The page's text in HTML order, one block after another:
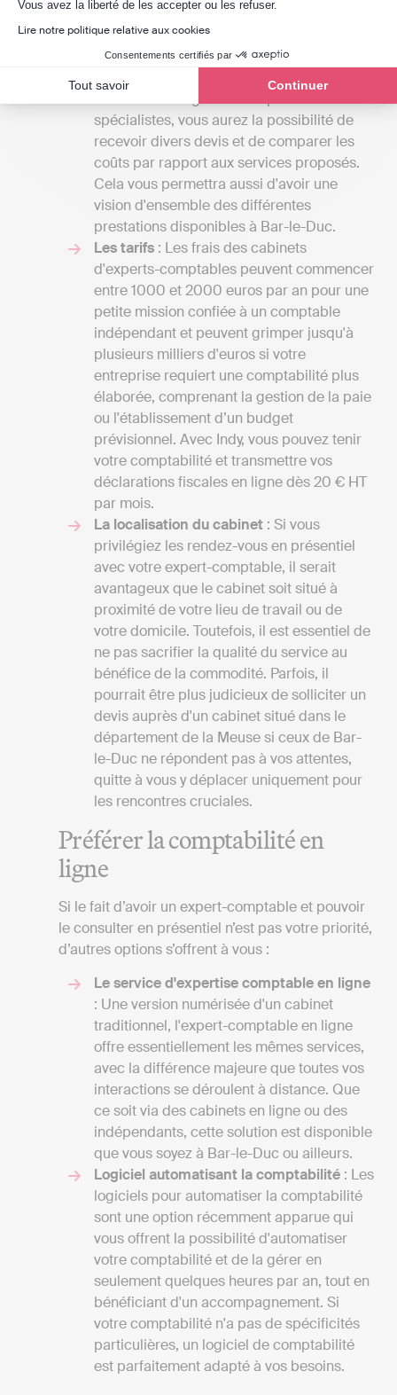
Vous avez la liberté de les accepter ou les refuser.
Lire notre politique relative aux cookies
Consentements certifiés par
Tout savoir Continuer
établirez avec eux. L'étendue des services
qu'un cabinet d’expert-comptable peut
proposer est vaste, et le prix sera fonction
du nombre de tâches qu'il assurera pour
vous. En échangeant avec plusieurs
spécialistes, vous aurez la possibilité de
recevoir divers devis et de comparer les
coûts par rapport aux services proposés.
Cela vous permettra aussi d'avoir une
vision d'ensemble des différentes
prestations disponibles à Bar-le-Duc.
Les tarifs : Les frais des cabinets
d'experts-comptables peuvent commencer
entre 1000 et 2000 euros par an pour une
petite mission confiée à un comptable
indépendant et peuvent grimper jusqu'à
plusieurs milliers d'euros si votre
entreprise requiert une comptabilité plus
élaborée, comprenant la gestion de la paie
ou l'établissement d’un budget
prévisionnel. Avec Indy, vous pouvez tenir
votre comptabilité et transmettre vos
déclarations fiscales en ligne dès 20 € HT
par mois.
La localisation du cabinet : Si vous
privilégiez les rendez-vous en présentiel
avec votre expert-comptable, il serait
avantageux que le cabinet soit situé à
proximité de votre lieu de travail ou de
votre domicile. Toutefois, il est essentiel de
ne pas sacrifier la qualité du service au
bénéfice de la commodité. Parfois, il
pourrait être plus judicieux de solliciter un
devis auprès d'un cabinet situé dans le
département de la Meuse si ceux de Bar-
le-Duc ne répondent pas à vos attentes,
quitte à vous y déplacer uniquement pour
les rencontres cruciales.
Préférer la comptabilité en
ligne
Si le fait d’avoir un expert-comptable et pouvoir
le consulter en présentiel n’est pas votre priorité,
d’autres options s’offrent à vous :
Le service d'expertise comptable en ligne
: Une version numérisée d'un cabinet
traditionnel, l'expert-comptable en ligne
offre essentiellement les mêmes services,
avec la différence majeure que toutes vos
interactions se déroulent à distance. Que
ce soit via des cabinets en ligne ou des
indépendants, cette solution est disponible
que vous soyez à Bar-le-Duc ou ailleurs.
Logiciel automatisant la comptabilité : Les
logiciels pour automatiser la comptabilité
sont une option récemment apparue qui
vous offrent la possibilité d'automatiser
votre comptabilité et de la gérer en
seulement quelques heures par an, tout en
bénéficiant d'un accompagnement. Si
votre comptabilité n'a pas de spécificités
particulières, un logiciel de comptabilité
est parfaitement adapté à vos besoins.